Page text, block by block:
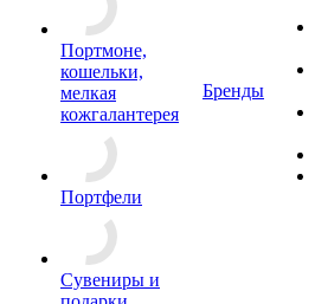
Портмоне,
кошельки,
мелкая
кожгалантерея
Портфели
Сувениры и
Бренды